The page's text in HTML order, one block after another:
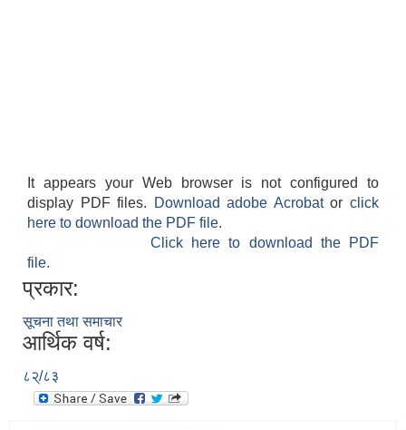
It appears your Web browser is not configured to
display PDF files.
Download adobe Acrobatorclick
here to download the PDF file.
Click here to download the PDF
file.
प्रकार:
सूचना तथा समाचार
आर्थिक वर्ष:
८२्/८३